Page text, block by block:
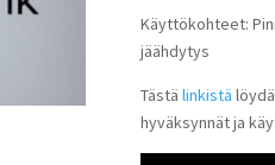
Käyttökohteet:
jäähdytys
Tästälinkistä
hyväksynnät ja